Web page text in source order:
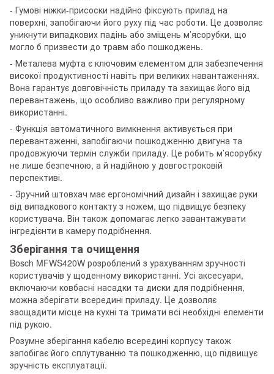
- Гумові ніжки-присоски надійно фіксують прилад на
поверхні, запобігаючи його руху під час роботи. Це дозволяє
уникнути випадкових падінь або зміщень м’ясорубки, що
могло б призвести до травм або пошкоджень.
- Металева муфта є ключовим елементом для забезпечення
високої продуктивності навіть при великих навантаженнях.
Вона гарантує довговічність приладу та захищає його від
перевантажень, що особливо важливо при регулярному
використанні.
- Функція автоматичного вимкнення активується при
перевантаженні, запобігаючи пошкодженню двигуна та
продовжуючи термін служби приладу. Це робить м’ясорубку
не лише безпечною, а й надійною у довгостроковій
перспективі.
- Зручний штовхач має ергономічний дизайн і захищає руки
від випадкового контакту з ножем, що підвищує безпеку
користувача. Він також допомагає легко завантажувати
інгредієнти в камеру подрібнення.
Зберігання та очищення
Bosch MFWS420W розроблений з урахуванням зручності
користувачів у щоденному використанні. Усі аксесуари,
включаючи ковбасні насадки та диски для подрібнення,
можна зберігати всередині приладу. Це дозволяє
заощадити місце на кухні та тримати всі необхідні елементи
під рукою.
Розумне зберігання кабелю всередині корпусу також
запобігає його сплутуванню та пошкодженню, що підвищує
зручність експлуатації.